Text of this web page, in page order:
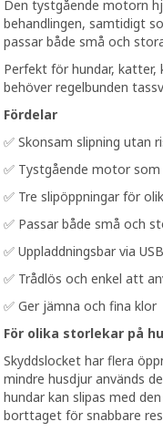
Den tystgående motorn
behandlingen, samtidigt
passar både små och
Perfekt för hundar, katter,
behöver regelbunden
Fördelar
✅ Skonsam slipning utan
✅ Tystgående motor
✅ Tre slipöppningar för
✅ Passar både små och
✅ Uppladdningsbar via USB
✅ Trådlös och enkel att
✅ Ger jämna och fina klor
För olika storlekar på
Skyddslocket har flera
mindre husdjur används
hundar kan slipas med
borttaget för snabbare